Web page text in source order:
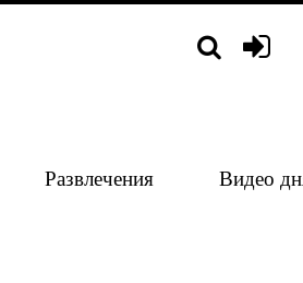
Развлечения Видео